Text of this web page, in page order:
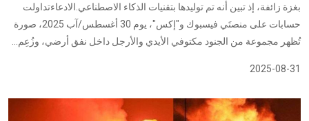
بغزة زائفة، إذ تبين أنه تم توليدها بتقنيات الذكاء الاصطناعي.الادعاءتداولت
حسابات على منصتَي فيسبوك و"إكس"، يوم 30 أغسطس/آب 2025، صورة
تُظهر مجموعة من الجنود مكتوفي الأيدي والأرجل داخل نفق أرضي، وزُعِم...
2025-08-31